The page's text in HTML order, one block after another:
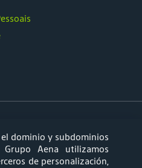
dominio y subdominios
Aena utilizamos
de personalización,